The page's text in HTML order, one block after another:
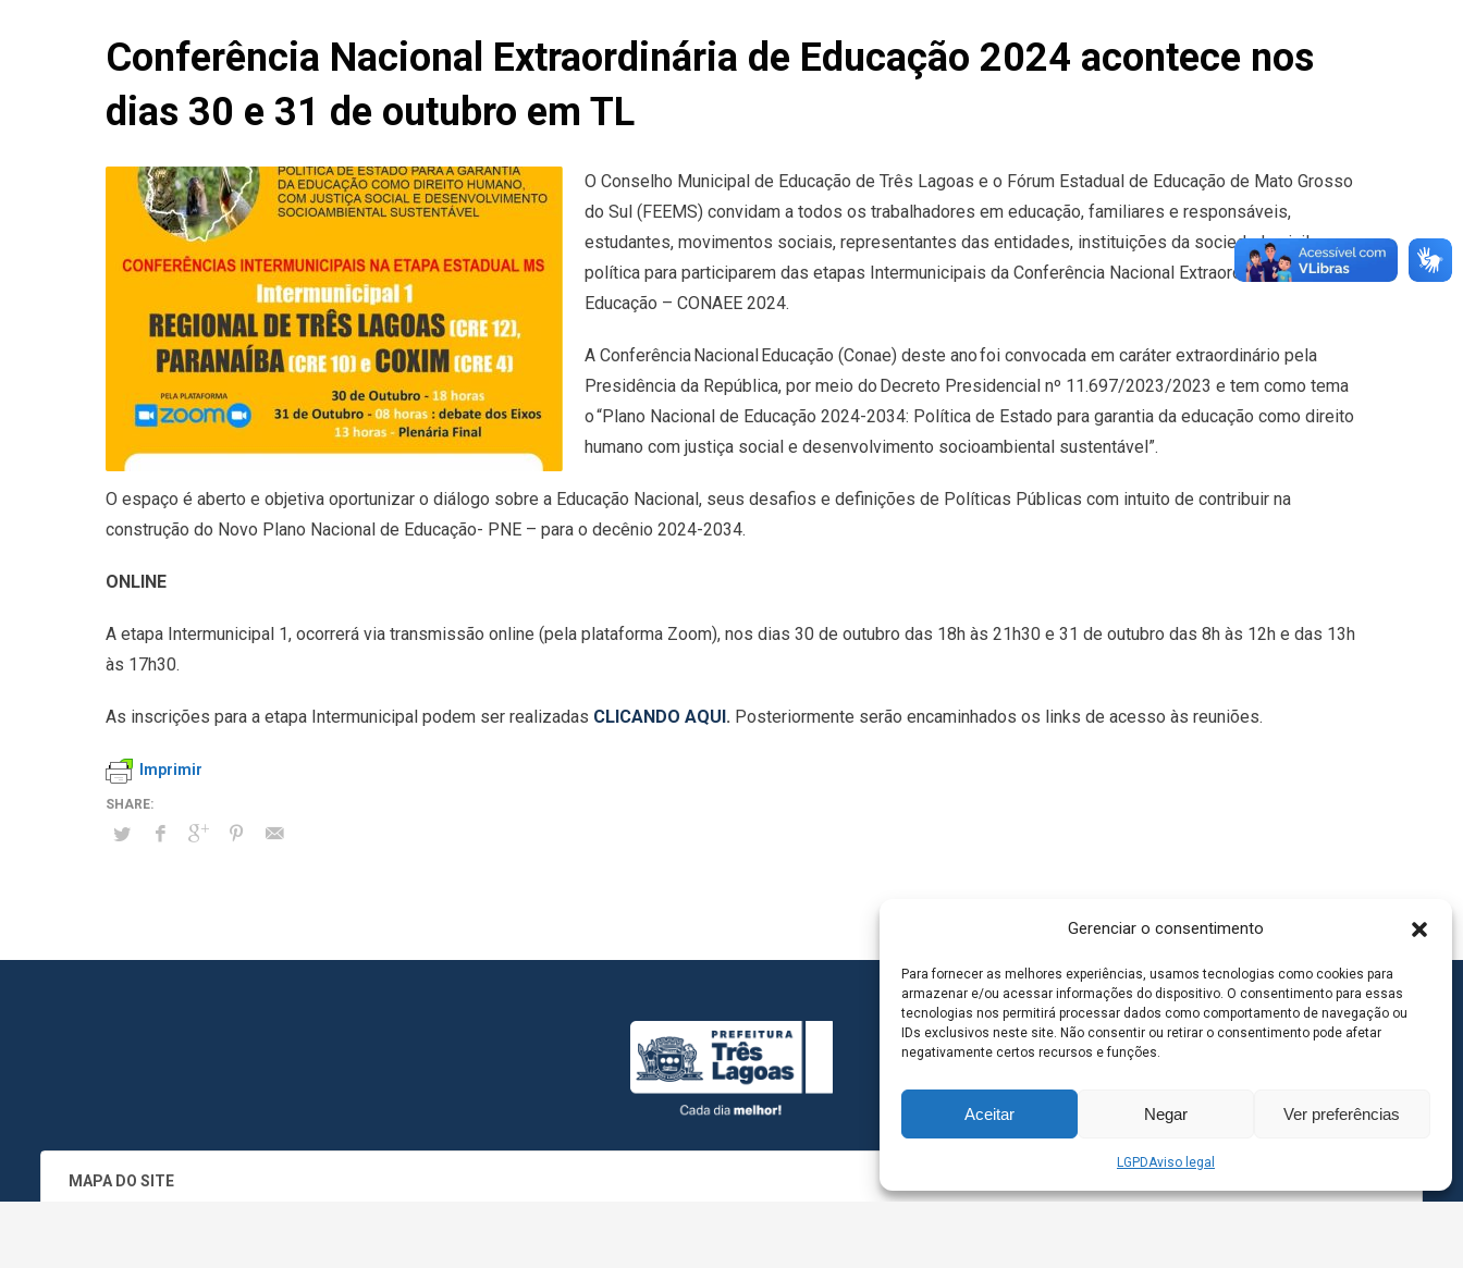
Gerenciar o consentimento
Para fornecer as melhores experiências, usamos tecnologias como cookies para
armazenar e/ou acessar informações do dispositivo. O consentimento para essas
tecnologias nos permitirá processar dados como comportamento de navegação ou
IDs exclusivos neste site. Não consentir ou retirar o consentimento pode afetar
negativamente certos recursos e funções.
Aceitar Negar Ver preferências
LGPDAviso legal
Conferência Nacional Extraordinária de Educação 2024 acontece nos
dias 30 e 31 de outubro em TL
O Conselho Municipal de Educação de Três Lagoas e o Fórum Estadual de Educação de Mato Grosso
do Sul (FEEMS) convidam a todos os trabalhadores em educação, familiares e responsáveis,
estudantes, movimentos sociais, representantes das entidades, instituições da sociedade civil e
política para participarem das etapas Intermunicipais da Conferência Nacional Extraordinária de
Educação – CONAEE 2024.
A Conferência Nacional Educação (Conae) deste ano foi convocada em caráter extraordinário pela
Presidência da República, por meio do Decreto Presidencial nº 11.697/2023/2023 e tem como tema
o “Plano Nacional de Educação 2024-2034: Política de Estado para garantia da educação como direito
humano com justiça social e desenvolvimento socioambiental sustentável”.
O espaço é aberto e objetiva oportunizar o diálogo sobre a Educação Nacional, seus desafios e definições de Políticas Públicas com intuito de contribuir na
construção do Novo Plano Nacional de Educação- PNE – para o decênio 2024-2034.
ONLINE
A etapa Intermunicipal 1, ocorrerá via transmissão online (pela plataforma Zoom), nos dias 30 de outubro das 18h às 21h30 e 31 de outubro das 8h às 12h e das 13h
às 17h30.
As inscrições para a etapa Intermunicipal podem ser realizadas CLICANDO AQUI . Posteriormente serão encaminhados os links de acesso às reuniões.
Imprimir
MAPA DO SITE